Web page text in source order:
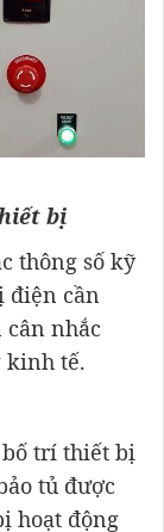
bị
thông số kỹ
điện cần
nhắc
kinh tế.
bố trí thiết bị
tủ được
hoạt động